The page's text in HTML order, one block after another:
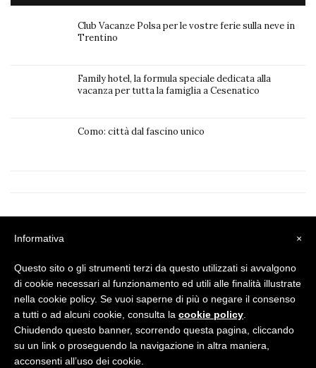
Club Vacanze Polsa per le vostre ferie sulla neve in
Trentino
Family hotel, la formula speciale dedicata alla
vacanza per tutta la famiglia a Cesenatico
Como: città dal fascino unico
×
Informativa
Questo sito o gli strumenti terzi da questo utilizzati si avvalgono
di cookie necessari al funzionamento ed utili alle finalità illustrate
nella cookie policy. Se vuoi saperne di più o negare il consenso
a tutti o ad alcuni cookie, consulta la cookie policy
Chiudendo questo banner, scorrendo questa pagina, cliccando
su un link o proseguendo la navigazione in altra maniera,
acconsenti all’uso dei cookie.